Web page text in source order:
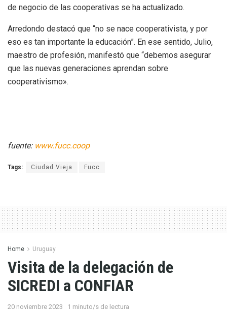
de negocio de las cooperativas se ha actualizado.
Arredondo destacó que “no se nace cooperativista, y por
eso es tan importante la educación”. En ese sentido, Julio,
maestro de profesión, manifestó que “debemos asegurar
que las nuevas generaciones aprendan sobre
cooperativismo».
fuente: www.fucc.coop
Tags: Ciudad Vieja Fucc
Home Uruguay
Visita de la delegación de
SICREDI a CONFIAR
20 noviembre 2023 1 minuto/s de lectura